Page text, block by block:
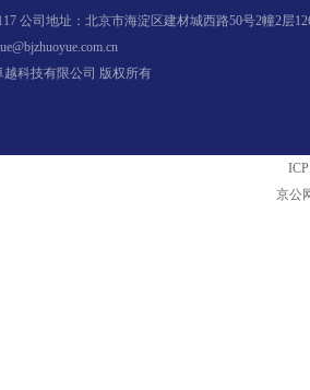
公司地址：北京市海淀区建材城西路50号2幢2层
越科技有限公司 版权所有
京公